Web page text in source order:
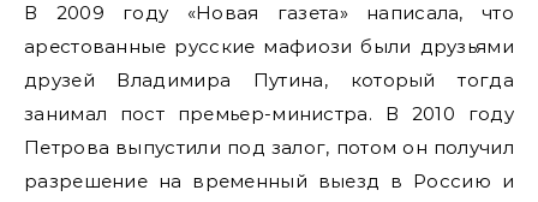
В 2009 году «Новая газета» написала, что
арестованные русские мафиози были друзьями
друзей Владимира Путина, который тогда
занимал пост премьер-министра. В 2010 году
Петрова выпустили под залог, потом он получил
разрешение на временный выезд в Россию и